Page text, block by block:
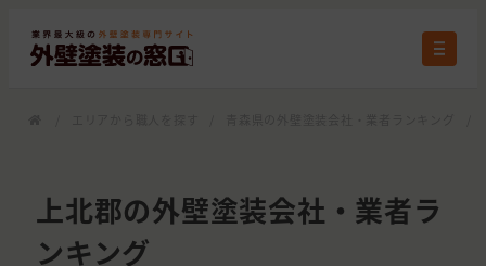
上北郡の外壁塗装会社・業者ラ
ンキング